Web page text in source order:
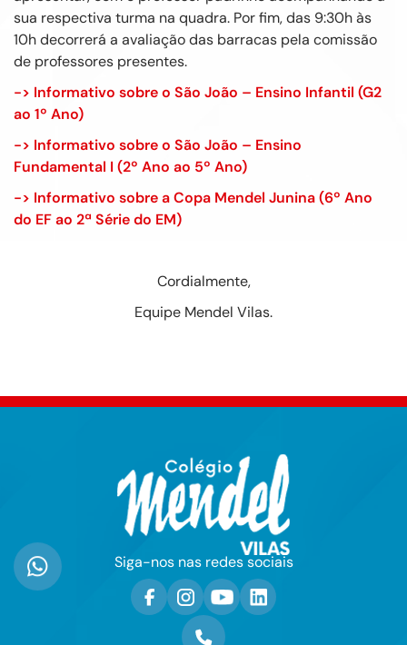
sua respectiva turma na quadra. Por fim, das 9:30h às
10h decorrerá a avaliação das barracas pela comissão
de professores presentes.
-> Informativo sobre o São João – Ensino Infantil (G2
ao 1º Ano)
-> Informativo sobre o São João – Ensino
Fundamental I (2º Ano ao 5º Ano)
-> Informativo sobre a Copa Mendel Junina (6º Ano
do EF ao 2ª Série do EM)
Cordialmente,
Equipe Mendel Vilas.
Siga-nos nas redes sociais